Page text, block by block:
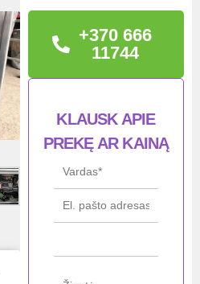
INFORMACIJA
Garantija: 12 mėn.
Būklė: Naujas
intoj
+370 666
11744
KLAUSK APIE
PREKĘ AR KAINĄ